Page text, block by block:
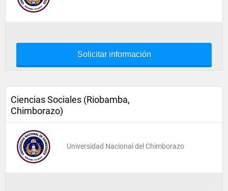
Solicitar información
Ciencias Sociales (Riobamba,
Chimborazo)
Universidad Nacional del Chimborazo